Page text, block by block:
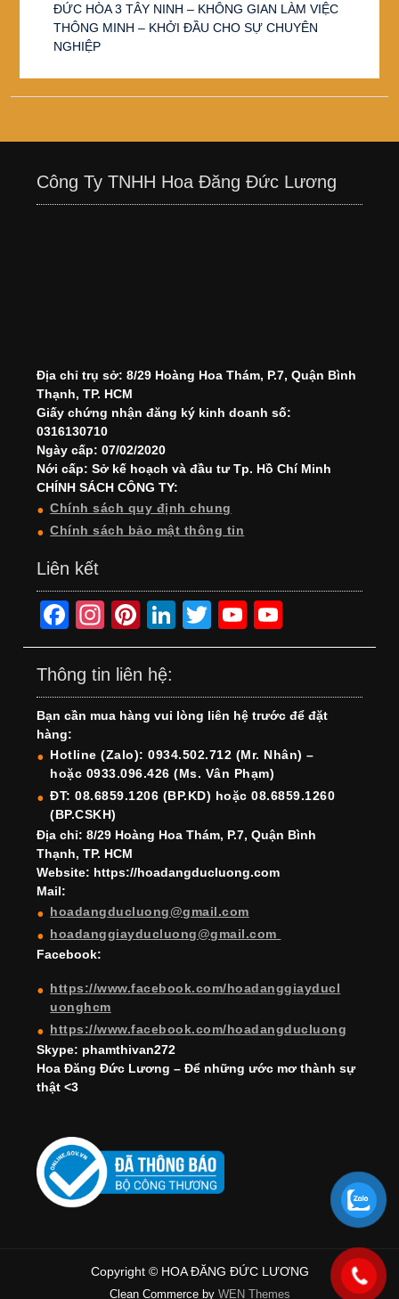
ĐỨC HÒA 3 TÂY NINH – KHÔNG GIAN LÀM VIỆC
THÔNG MINH – KHỞI ĐẦU CHO SỰ CHUYÊN
NGHIỆP
Công Ty TNHH Hoa Đăng Đức Lương
Địa chỉ trụ sở: 8/29 Hoàng Hoa Thám, P.7, Quận Bình
Thạnh, TP. HCM
Giấy chứng nhận đăng ký kinh doanh số:
0316130710
Ngày cấp: 07/02/2020
Nới cấp: Sở kế hoạch và đầu tư Tp. Hồ Chí Minh
CHÍNH SÁCH CÔNG TY:
Chính sách quy định chung
Chính sách bảo mật thông tin
Liên kết
F
a
c
e
b
o
o
k
In
st
a
gr
a
m
Pi
nt
er
e
st
Li
n
e
dI
n
T
wi
er
Y
o
T
u
b
e
o
T
u
b
e
h
Thông tin liên hệ:
Bạn cần mua hàng vui lòng liên hệ trước để đặt
hàng:
Hotline (Zalo): 0934.502.712 (Mr. Nhân) –
hoặc 0933.096.426 (Ms. Vân Phạm)
ĐT: 08.6859.1206 (BP.KD) hoặc 08.6859.1260
(BP.CSKH)
Địa chỉ: 8/29 Hoàng Hoa Thám, P.7, Quận Bình
Thạnh, TP. HCM
Website: https://hoadangducluong.com
Mail:
hoadangducluong@gmail.com
hoadanggiayducluong@gmail.com
Facebook:
https://www.facebook.com/hoadanggiayducl
uonghcm
https://www.facebook.com/hoadangducluong
Skype: phamthivan272
Hoa Đăng Đức Lương – Để những ước mơ thành sự
thật <3
Copyright © HOA ĐĂNG ĐỨC LƯƠNG
Clean Commerce by WEN Themes